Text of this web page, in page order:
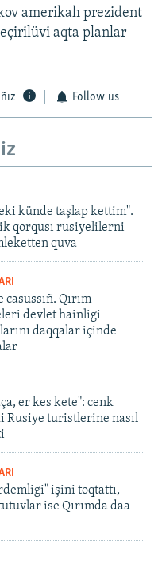
amerikalı prezident
aqta planlar
Follow us
künde taşlap kettim".
qorqusı rusiyelilerni
quva
casussıñ. Qırım
devlet hainligi
daqqalar içinde
er kes kete": cenk
Rusiye turistlerine nasıl
işini toqtattı,
ise Qırımda daa